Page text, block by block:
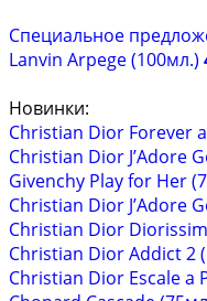
Специальное
Lanvin Arpege (100мл.)
Новинки:
Christian Dior Forever
Christian Dior J’Adore
Givenchy Play for Her
Christian Dior J’Adore
Christian Dior
Christian Dior Addict 2
Christian Dior Escale a